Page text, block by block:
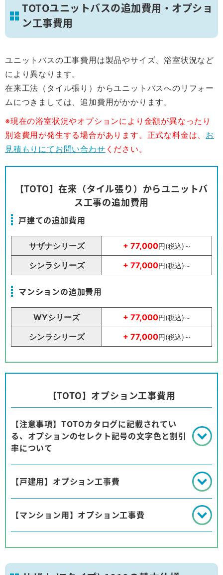
TOTOユニットバスの追加費用・オプショ
ン工事費用
ユニットバスの工事費用は製品やサイズ、浴室状況など
により異なります。
在来工法（タイル張り）からユニットバスへのリフォー
ムにつきましては、追加費用がかかります。
※現在の浴室状況やオプションにより金額が異なったり
別途費用が発生する場合があります。正式な料金は、 お
見積もりにてお問い合わせ ください。
【TOTO】在来（タイル張り）からユニットバ
ス工事の追加費用
戸建ての追加費用
サザナシリーズ + 77,000円(税込)～
シンラシリーズ + 77,000円(税込)～
マンションの追加費用
WYシリーズ + 77,000円(税込)～
シンラシリーズ + 77,000円(税込)～
【TOTO】オプション工事費用
【注意事項】TOTOカタログに記載されてい
る、オプションのセレクト記号の文字色と割引
率について
【戸建用】オプション工事費
【マンション用】オプション工事費